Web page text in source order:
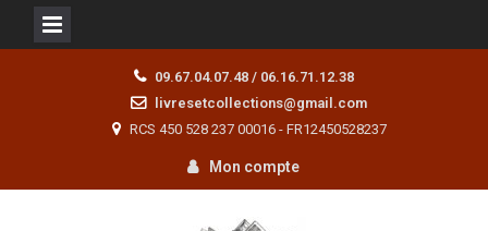
09.67.04.07.48 / 06.16.71.12.38
livresetcollections@gmail.com
RCS 450 528 237 00016 - FR12450528237
Mon compte